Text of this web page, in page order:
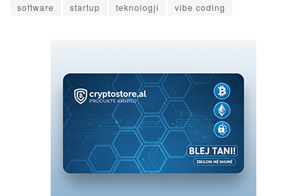
software
startup teknologji vibe coding